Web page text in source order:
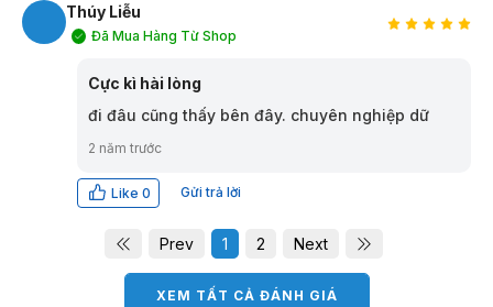
Thúy Liễu
Đã Mua Hàng Từ Shop
Cực kì hài lòng
đi đâu cũng thấy bên đây. chuyên nghiệp dữ
2 năm trước
Like 0 Gửi trả lời
Prev 1 2 Next
XEM TẤT CẢ ĐÁNH GIÁ